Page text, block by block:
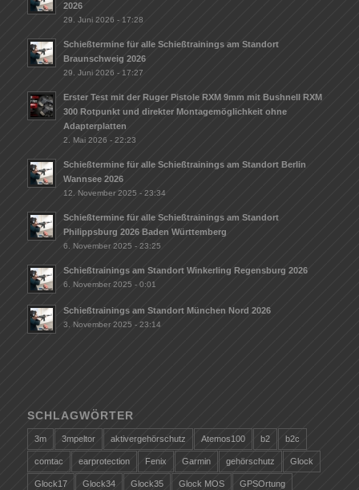
2026
29. Juni 2026 - 17:28
Schießtermine für alle Schießtrainings am Standort
Braunschweig 2026
29. Juni 2026 - 17:27
Erster Test mit der Ruger Pistole RXM 9mm mit Bushnell RXM
300 Rotpunkt und direkter Montagemöglichkeit ohne
Adapterplatten
2. Mai 2026 - 22:23
Schießtermine für alle Schießtrainings am Standort Berlin
Wannsee 2026
12. November 2025 - 23:34
Schießtermine für alle Schießtrainings am Standort
Philippsburg 2026 Baden Württemberg
6. November 2025 - 23:25
Schießtrainings am Standort Winkerling Regensburg 2026
6. November 2025 - 0:01
Schießtrainings am Standort München Nord 2026
3. November 2025 - 23:14
SCHLAGWÖRTER
3m 3mpeltor aktivergehörschutz Atemos100 b2 b2c
comtac earprotection Fenix Garmin gehörschutz Glock
Glock17 Glock34 Glock35 Glock MOS GPSOrtung